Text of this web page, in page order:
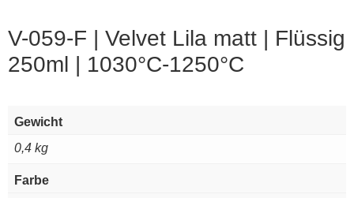
V-059-F | Velvet Lila matt | Flüssig
250ml | 1030°C-1250°C
Gewicht
0,4 kg
Farbe